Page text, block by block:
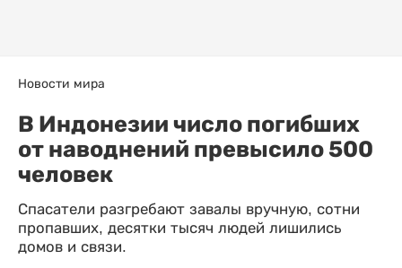
Новости мира
В Индонезии число погибших
от наводнений превысило 500
человек
Спасатели разгребают завалы вручную, сотни
пропавших, десятки тысяч людей лишились
домов и связи.